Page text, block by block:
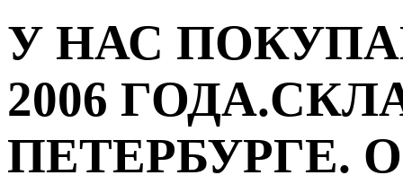
У НАС
2006
ПЕТЕРБУРГЕ.